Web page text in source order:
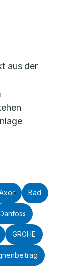
aus der
Axor Bad
Danfoss
GROHE